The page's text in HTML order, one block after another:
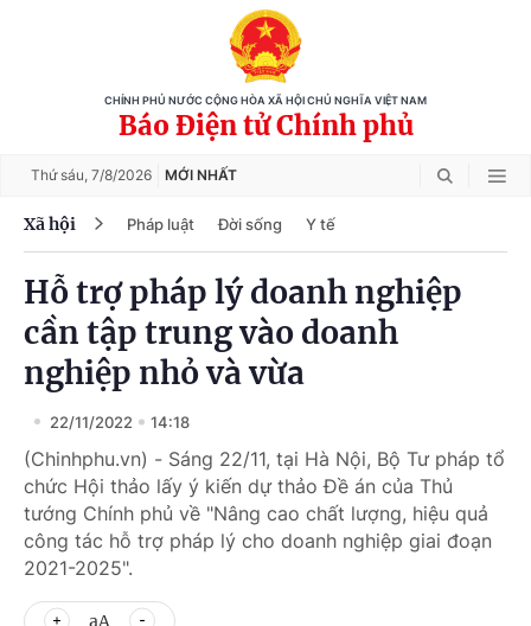
CHÍNH PHỦ NƯỚC CỘNG HÒA XÃ HỘI CHỦ NGHĨA VIỆT NAM
Báo Điện tử Chính phủ
Thứ sáu, 7/8/2026 MỚI NHẤT
Xã hội Pháp luật Đời sống Y tế
Hỗ trợ pháp lý doanh nghiệp
cần tập trung vào doanh
nghiệp nhỏ và vừa
22/11/2022 14:18
(Chinhphu.vn) - Sáng 22/11, tại Hà Nội, Bộ Tư pháp tổ
chức Hội thảo lấy ý kiến dự thảo Đề án của Thủ
tướng Chính phủ về "Nâng cao chất lượng, hiệu quả
công tác hỗ trợ pháp lý cho doanh nghiệp giai đoạn
2021-2025".
aA